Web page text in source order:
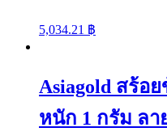
5,034.21 ฿
Asiagold สร้อ
หนัก 1 กรัม ล